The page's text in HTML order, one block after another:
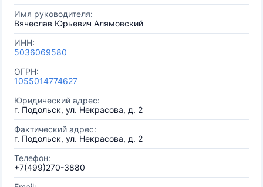
Имя руководителя:
Вячеслав Юрьевич Алямовский
ИНН:
5036069580
ОГРН:
1055014774627
Юридический адрес:
г. Подольск, ул. Некрасова, д. 2
Фактический адрес:
г. Подольск, ул. Некрасова, д. 2
Телефон:
+7(499)270-3880